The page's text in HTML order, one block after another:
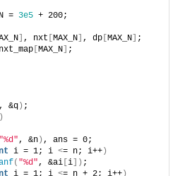
= 3e5 + 200;
, nxt [MAX_N , dp [MAX_N
;
[MAX_N
;
, &q ) ;
)
"%d", &n ) , ans = 0;
i = 1; i <= n; i++ )
( "%d", &ai [i ]) ;